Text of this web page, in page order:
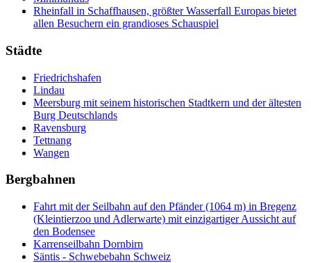
Rheinfall in Schaffhausen, größter Wasserfall Europas bietet
allen Besuchern ein grandioses Schauspiel
Städte
Friedrichshafen
Lindau
Meersburg mit seinem historischen Stadtkern und der ältesten
Burg Deutschlands
Ravensburg
Tettnang
Wangen
Bergbahnen
Fahrt mit der Seilbahn auf den Pfänder (1064 m) in Bregenz
(Kleintierzoo und Adlerwarte) mit einzigartiger Aussicht auf
den Bodensee
Karrenseilbahn Dornbirn
Säntis - Schwebebahn Schweiz